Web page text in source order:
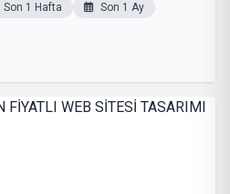
Son 1 Hafta
Son 1 Ay